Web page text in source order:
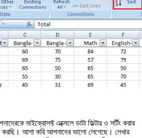
মাইক্রোসফ্ট এক্সেলে ডাটা ফিল্টার ও সর্টিং করার
করছি। আশা করি আপনাদের ভালো লেগেছে। লেখার